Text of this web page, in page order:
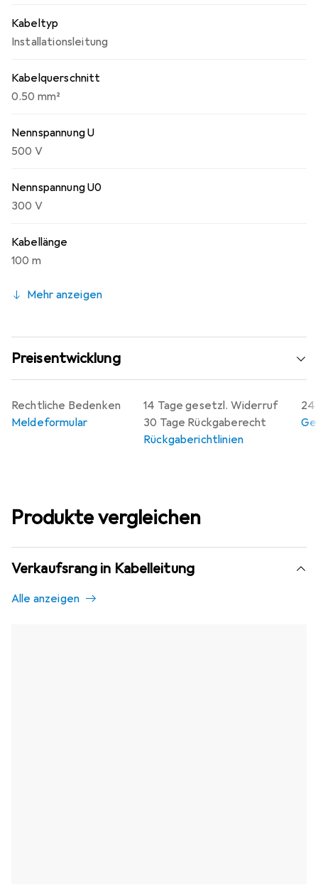
Kabeltyp
Installationsleitung
Kabelquerschnitt
0.50 mm²
Nennspannung U
500 V
Nennspannung U0
300 V
Kabellänge
100 m
Mehr anzeigen
Preisentwicklung
14 Tage gesetzl. Widerruf
30 Tage Rückgaberecht
Rückgaberichtlinien
24
Rechtliche Bedenken
Meldeformular
Produkte vergleichen
Verkaufsrang in Kabelleitung
Alle anzeigen